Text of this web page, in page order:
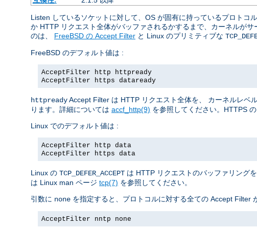
Listen しているソケットに対して、OS が固有に持っているプロトコ
か HTTP リクエスト全体がバッファされるかするまで、カーネルが
のは、 FreeBSD の Accept Filter と Linux のプリミティブな
FreeBSD のデフォルト値は :
AcceptFilter http httpready
AcceptFilter https dataready
httpreadyAccept Filter は HTTP リクエスト全体を、 カーネルレベ
ります。詳細については accf_http(9) を参照してください。HTTPS
Linux でのデフォルト値は :
AcceptFilter http data
AcceptFilter https data
Linux の TCP_DEFER_ACCEPT は HTTP リクエストのバッファリング
は Linux man ページ tcp(7) を参照してください。
引数に none を指定すると、プロトコルに対する全ての Accept Filter
AcceptFilter nntp none